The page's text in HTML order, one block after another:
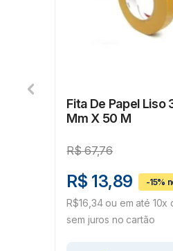
Fita De Papel Liso
Mm X 50 M
R$67,76
R$ 13,89
R$16,34 ou em até 10x
sem juros no cartão